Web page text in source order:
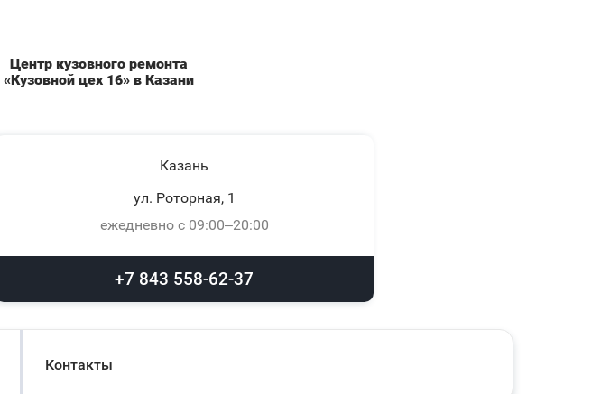
Центр кузовного ремонта
«Кузовной цех 16» в Казани
Казань
ул. Роторная, 1
ежедневно с 09:00–20:00
+7 843 558-62-37
Контакты